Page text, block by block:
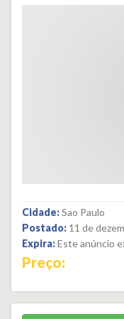
Cidade:Sao Paulo
Postado: 11 de
Expira:Este anúncio
Preço: